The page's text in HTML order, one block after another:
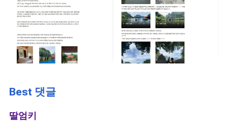
Best 댓글
딸엄키